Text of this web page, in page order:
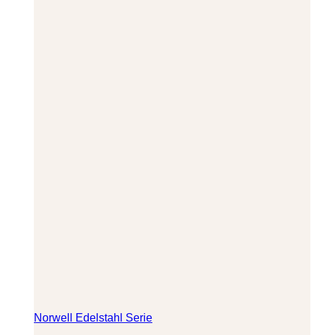
Norwell Edelstahl Serie